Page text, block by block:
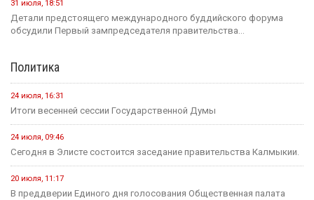
31 июля, 18:51
Детали предстоящего международного буддийского форума
обсудили Первый зампредседателя правительства...
Политика
24 июля, 16:31
Итоги весенней сессии Государственной Думы
24 июля, 09:46
Сегодня в Элисте состоится заседание правительства Калмыкии.
20 июля, 11:17
В преддверии Единого дня голосования Общественная палата